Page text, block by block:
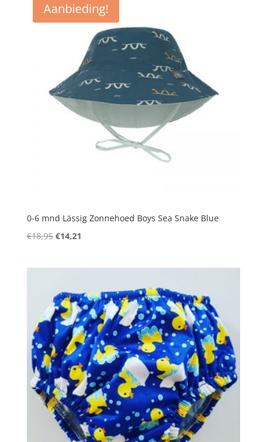
Aanbieding!
0-6 mnd Lässig Zonnehoed Boys Sea Snake Blue
€18,95 Oorspronkelijke
€14,21